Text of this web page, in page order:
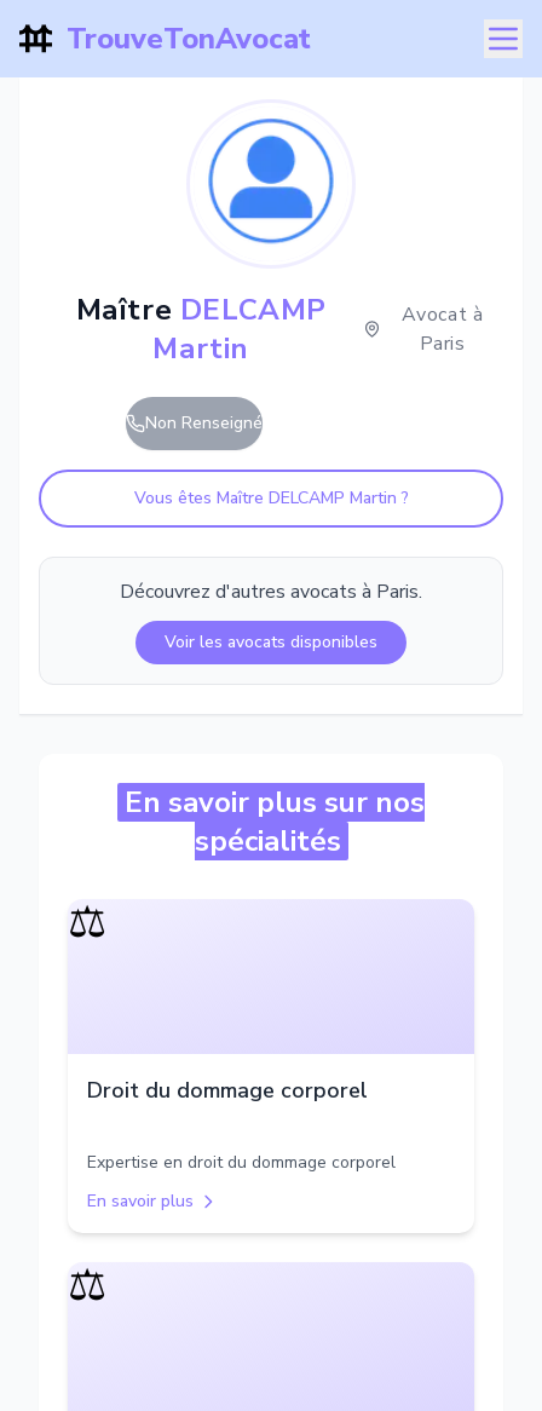
TrouveTonAvocat
Maître DELCAMP
Martin
Avocat à
Paris
Non Renseigné
Vous êtes Maître DELCAMP Martin ?
Découvrez d'autres avocats à Paris.
Voir les avocats disponibles
En savoir plus sur nos
spécialités
⚖️
Droit du dommage corporel
Expertise en droit du dommage corporel
En savoir plus
⚖️